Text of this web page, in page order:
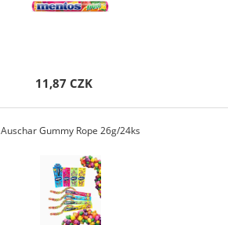
11,87 CZK
Auschar Gummy Rope 26g/24ks